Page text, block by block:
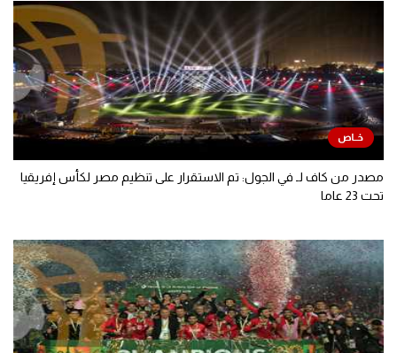
مصدر من كاف لـ في الجول: تم الاستقرار على تنظيم مصر لكأس إفريقيا
تحت 23 عاما